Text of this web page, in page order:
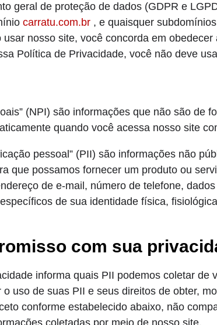
geral de proteção de dados (GDPR e
carratu.com.br , e quaisquer
nosso site, você concorda em
Política de Privacidade, você não deve
(NPI) são informações que não são de
quando você acessa nosso site
pessoal” (PII) são informações não
que possamos fornecer um produto ou
de e-mail, número de telefone,
de sua identidade física,
com sua
informa quais PII podemos coletar de
uso de suas PII e seus direitos de obter,
conforme estabelecido abaixo, não
coletadas por meio de nosso site.